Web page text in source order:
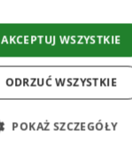
AKCEPTUJ WSZYSTKIE
ODRZUĆ WSZYSTKIE
POKAŻ SZCZEGÓŁY